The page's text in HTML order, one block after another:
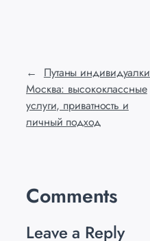
←
Путаны индивидуалки
Москва: высококлассные
услуги, приватность и
личный подход
Comments
Leave a Reply